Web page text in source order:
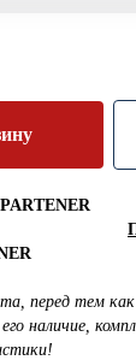
перед тем как
наличие,